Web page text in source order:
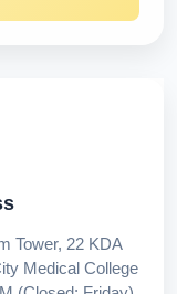
Tower, 22 KDA
Medical College